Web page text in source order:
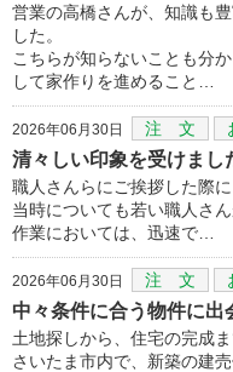
営業の高橋さんが、知識も
した。
こちらが知らないことも分
して家作りを進めること…
2026年06月30日 注 文
清々しい印象を受けまし
職人さんらにご挨拶した際
当時についても若い職人さ
作業においては、迅速で…
2026年06月30日 注 文
中々条件に合う物件に
土地探しから、住宅の完成
さいたま市内で、新築の建